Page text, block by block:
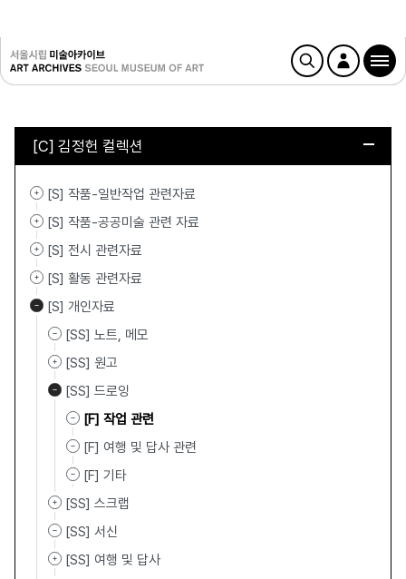
[C] 김정헌 컬렉션
[S] 작품-일반작업 관련자료
[S] 작품-공공미술 관련 자료
[S] 전시 관련자료
[S] 활동 관련자료
[S] 개인자료
[SS] 노트, 메모
[SS] 원고
[SS] 드로잉
[F] 작업 관련
[F] 여행 및 답사 관련
[F] 기타
[SS] 스크랩
[SS] 서신
[SS] 여행 및 답사